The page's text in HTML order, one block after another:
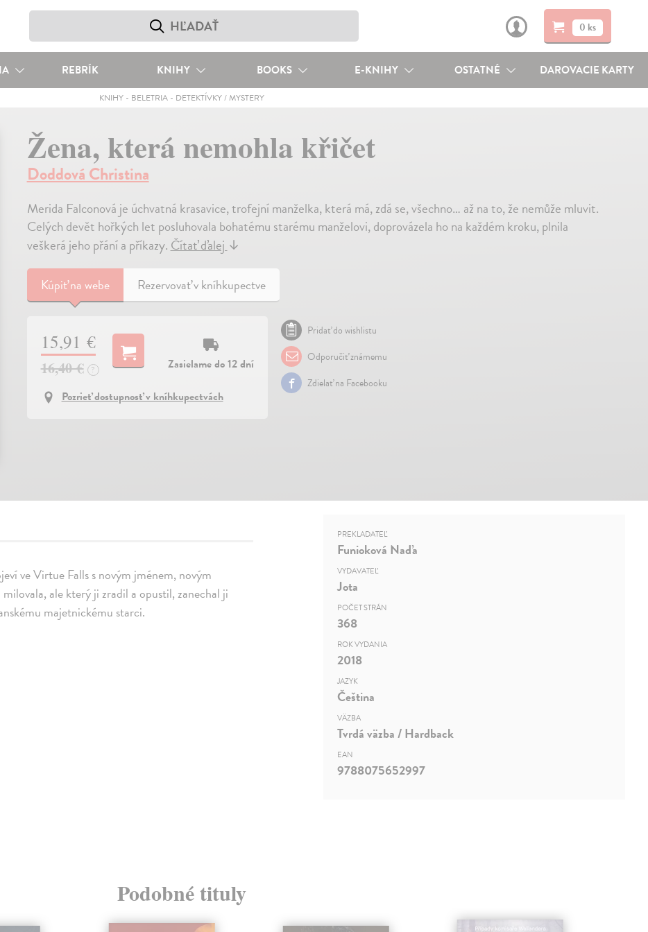
0 ks
REBRÍK KNIHY BOOKS E-KNIHY OSTATNÉ DAROVACIE KARTY
KNIHY- BELETRIA- DETEKTÍVKY / MYSTERY
Žena, která nemohla křičet
Doddová Christina
Merida Falconová je úchvatná krasavice, trofejní manželka, která má, zdá se, všechno… až na to, že nemůže mluvit.
Celých devět hořkých let posluhovala bohatému starému manželovi, doprovázela ho na každém kroku, plnila
veškerá jeho přání a příkazy.Čítať ďalej↓
Kúpiťna webe Rezervovať v kníhkupectve
15,91 €
16,40 € ?
Zasielame do 12 dní
Pozrieť dostupnosť v kníhkupectvách
Pridať do wishlistu
Odporučiť známemu
Zdielať na Facebooku
ve Virtue Falls s novým jménem, novým
ale který ji zradil a opustil, zanechal ji
majetnickému starci.
PREKLADATEĽ
Funioková Naďa
VYDAVATEĽ
Jota
POČET STRÁN
368
ROK VYDANIA
2018
JAZYK
Čeština
VÄZBA
Tvrdá väzba / Hardback
EAN
9788075652997
Podobné tituly